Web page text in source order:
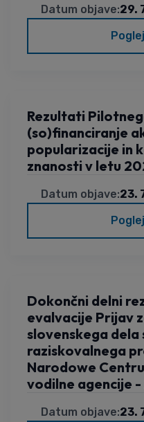
Datum objave:29.
Rezultati
(so)financiranje
popularizacije in
znanosti v letu
Datum objave:23.
Dokončni delni
evalvacije Prijav
slovenskega dela
raziskovalnega
Narodowe
vodilne agencije
Datum objave:23.